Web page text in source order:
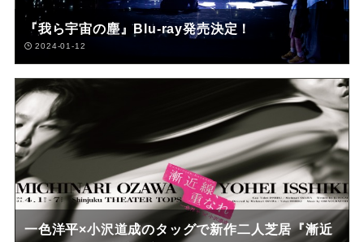
『我ら宇宙の塵』Blu-ray発売決定！
2024-01-12
一色洋平×小沢道成のタッグで新作二人芝居『漸近